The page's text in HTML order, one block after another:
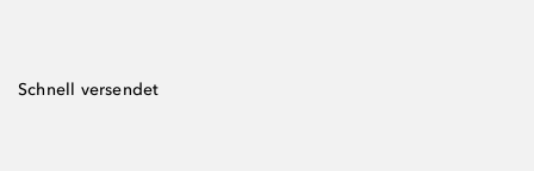
Schnell versendet